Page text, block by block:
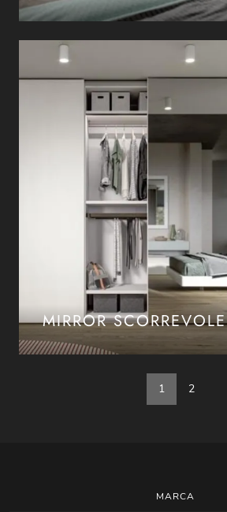
MIRROR SCORREVOLE
1 2
MARCA